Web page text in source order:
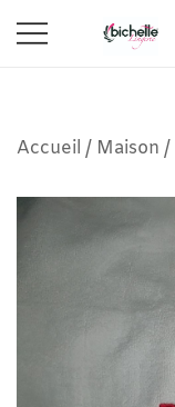
Accueil / Maison /